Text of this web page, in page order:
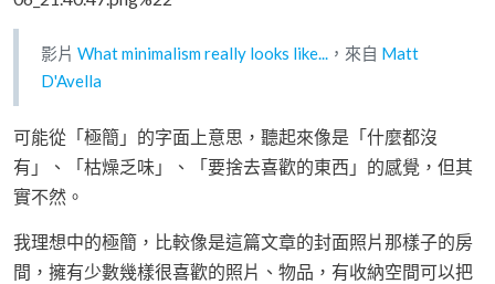
影片 What minimalism really looks like... ，來自 Matt
D'Avella
可能從「極簡」的字面上意思，聽起來像是「什麼都沒
有」、「枯燥乏味」、「要捨去喜歡的東西」的感覺，但其
實不然。
我理想中的極簡，比較像是這篇文章的封面照片那樣子的房
間，擁有少數幾樣很喜歡的照片、物品，有收納空間可以把